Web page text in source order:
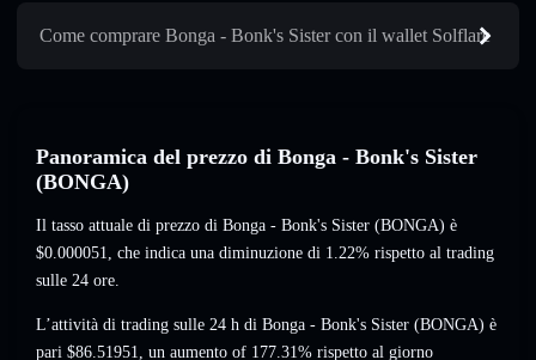
Come comprare Bonga - Bonk's Sister con il wallet Solflare
Panoramica del prezzo di Bonga - Bonk's Sister
(BONGA)
Il tasso attuale di prezzo di Bonga - Bonk's Sister (BONGA) è
$0.000051, che indica una diminuzione di 1.22% rispetto al trading
sulle 24 ore.
L’attività di trading sulle 24 h di Bonga - Bonk's Sister (BONGA) è
pari $86.51951, un aumento of 177.31% rispetto al giorno